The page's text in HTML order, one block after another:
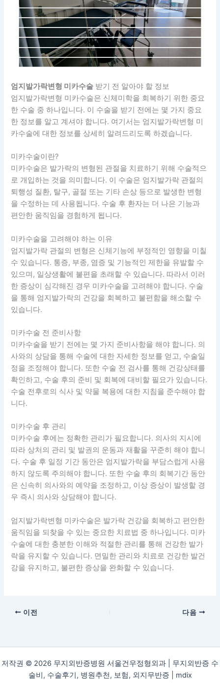
엄지발가락변형 미카수술 받기 전 알아야 할 정보
엄지발가락변형 미카수술은 신체미학을 회복하기 위한 중요
한 수술 중 하나입니다. 이 수술을 받기 전에는 몇 가지 중요
한 정보를 알고 계셔야 합니다. 여기서는 엄지발가락변형 미
카수술에 대한 정보를 상세히 알려드리도록 하겠습니다.
미카수술이란?
미카수술은 발가락의 변형된 관절을 치료하기 위해 수술적으
로 개입하는 것을 의미합니다. 이 수술은 엄지발가락 관절의
퇴행성 질환, 탈구, 골절 또는 기타 손상 등으로 발생한 변형
을 수정하는 데 사용됩니다. 수술 후 환자는 더 나은 기능과
편안한 움직임을 경험하게 됩니다.
미카수술을 고려해야 하는 이유
엄지발가락 관절의 변형은 신체기능에 부정적인 영향을 미칠
수 있습니다. 통증, 부종, 염증 및 기능적인 제한을 유발할 수
있으며, 일상생활에 불편을 초래할 수 있습니다. 따라서 이러
한 증상이 심각해진 경우 미카수술을 고려해야 합니다. 수술
을 통해 엄지발가락의 건강을 회복하고 불편함을 해소할 수
있습니다.
미카수술 전 준비사항
미카수술을 받기 전에는 몇 가지 준비사항을 해야 합니다. 의
사와의 상담을 통해 수술에 대한 자세한 정보를 얻고, 수술일
정을 조정해야 합니다. 또한 수술 전 검사를 통해 건강상태를
확인하고, 수술 후의 준비 및 회복에 대비할 필요가 있습니다.
수술 전후로의 식사 및 약물 복용에 대한 지침을 준수해야 합
니다.
미카수술 후 관리
미카수술 후에는 정확한 관리가 필요합니다. 의사의 지시에
따라 상처의 관리 및 발권의 운동과 재활을 꾸준히 해야 합니
다. 수술 후 일정 기간 동안은 엄지발가락을 부담스럽게 사용
하지 않도록 주의해야 합니다. 또한 수술 후의 회복기간 동안
은 신속히 의사와의 예약을 조정하고, 이상 증상이 발생할 경
우 즉시 의사와 상담해야 합니다.
엄지발가락변형 미카수술은 발가락 건강을 회복하고 편안한
움직임을 되찾을 수 있는 중요한 치료법 중 하나입니다. 미카
수술에 대한 충분한 이해와 적절한 관리를 통해 건강한 발가
락을 유지할 수 있습니다. 면밀한 관리와 치료로 건강한 발건
강을 유지하고, 불편한 증상을 완화할 수 있습니다.
이전 다음
저작권 © 2026 무지외반증병원 서울건우정형외과 | 무지외반증 수
술비, 수술후기, 병원추천, 보험, 외지무반증 | mdix